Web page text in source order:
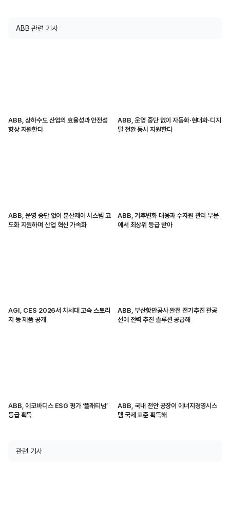
ABB 관련 기사
ABB, 상하수도 산업의 효율성과 안전성
향상 지원한다
ABB, 운영 중단 없이 자동화·현대화·디지
털 전환 동시 지원한다
ABB, 운영 중단 없이 분산제어 시스템 고
도화 지원하며 산업 혁신 가속화
ABB, 기후변화 대응과 수자원 관리 부문
에서 최상위 등급 받아
AGI, CES 2026서 차세대 고속 스토리
지 등 제품 공개
ABB, 부산항만공사 완전 전기추진 관공
선에 전력 추진 솔루션 공급해
ABB, 에코바디스 ESG 평가 ‘플래티넘’
등급 획득
ABB, 국내 천안 공장이 에너지경영시스
템 국제 표준 획득해
관련 기사